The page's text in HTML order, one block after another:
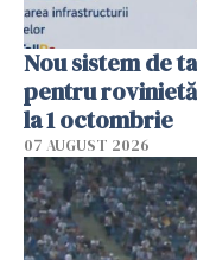
Nou sistem de
pentru
la 1 octombrie
07 AUGUST 2026